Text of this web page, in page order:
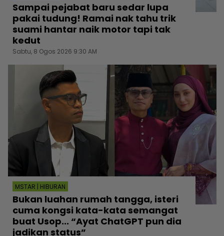
Sampai pejabat baru sedar lupa
pakai tudung! Ramai nak tahu trik
suami hantar naik motor tapi tak
kedut
Sabtu, 8 Ogos 2026 9:30 AM
MSTAR | HIBURAN
Bukan luahan rumah tangga, isteri
cuma kongsi kata-kata semangat
buat Usop... “Ayat ChatGPT pun dia
jadikan status”